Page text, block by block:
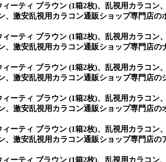
ィーティ ブラウン (1箱2枚)、乱視用カラコン
激安乱視用カラコン通販ショップ専門店の
ィーティ ブラウン (1箱2枚)、乱視用カラコン
激安乱視用カラコン通販ショップ専門店の
ィーティ ブラウン (1箱2枚)、乱視用カラコン
激安乱視用カラコン通販ショップ専門店の
ィーティ ブラウン (1箱2枚)、乱視用カラコン
激安乱視用カラコン通販ショップ専門店の
ィーティ ブラウン (1箱2枚)、乱視用カラコン
激安乱視用カラコン通販ショップ専門店の
ィーティ ブラウン (1箱2枚)、乱視用カラコン